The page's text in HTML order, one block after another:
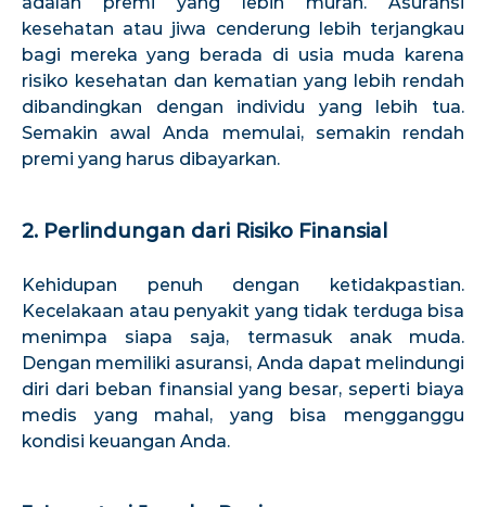
kesehatan atau jiwa cenderung lebih terjangkau
bagi mereka yang berada di usia muda karena
risiko kesehatan dan kematian yang lebih rendah
dibandingkan dengan individu yang lebih tua.
Semakin awal Anda memulai, semakin rendah
premi yang harus dibayarkan.
2. Perlindungan dari Risiko Finansial
Kehidupan penuh dengan ketidakpastian.
Kecelakaan atau penyakit yang tidak terduga bisa
menimpa siapa saja, termasuk anak muda.
Dengan memiliki asuransi, Anda dapat melindungi
diri dari beban finansial yang besar, seperti biaya
medis yang mahal, yang bisa mengganggu
kondisi keuangan Anda.